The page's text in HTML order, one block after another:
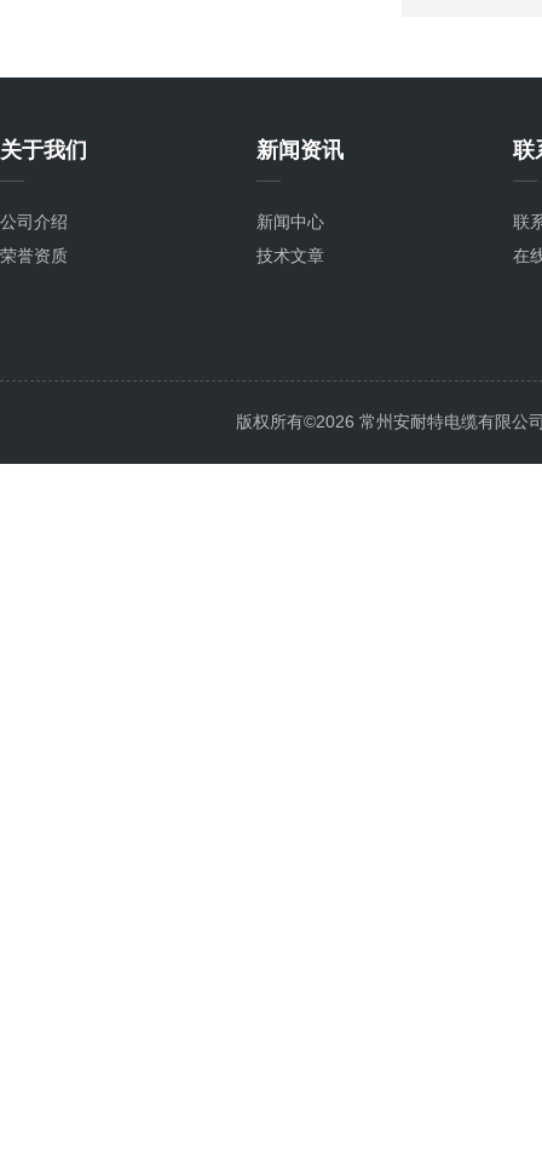
关于我们
公司介绍
荣誉资质
新闻资讯
新闻中心
技术文章
联
联
在
版权所有©2026 常州安耐特电缆有限